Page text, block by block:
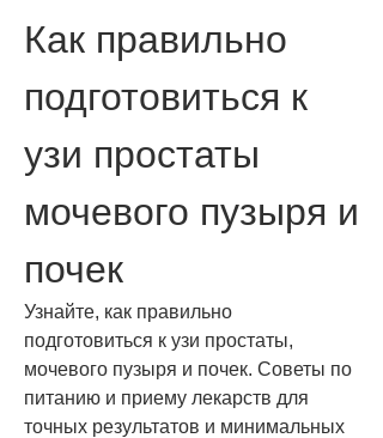
Как правильно
подготовиться к
узи простаты
мочевого пузыря и
почек
Узнайте, как правильно
подготовиться к узи простаты,
мочевого пузыря и почек. Советы по
питанию и приему лекарств для
точных результатов и минимальных